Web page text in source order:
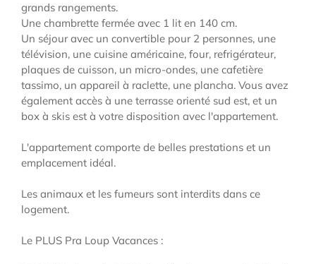
grands rangements.
Une chambrette fermée avec 1 lit en 140 cm.
Un séjour avec un convertible pour 2 personnes, une
télévision, une cuisine américaine, four, refrigérateur,
plaques de cuisson, un micro-ondes, une cafetière
tassimo, un appareil à raclette, une plancha. Vous avez
également accès à une terrasse orienté sud est, et un
box à skis est à votre disposition avec l'appartement.
L'appartement comporte de belles prestations et un
emplacement idéal.
Les animaux et les fumeurs sont interdits dans ce
logement.
Le PLUS Pra Loup Vacances :